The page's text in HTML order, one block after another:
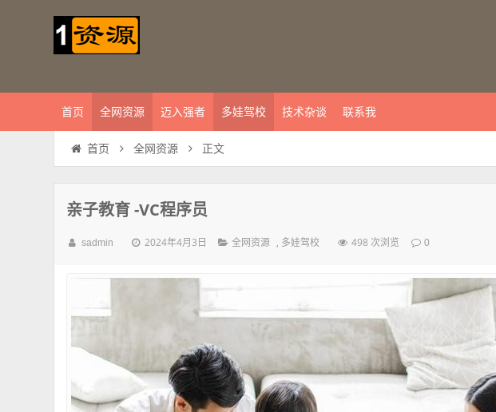
首页 全网资源 迈入强者 多娃驾校 技术杂谈 联系我
首页 全网资源 正文
亲子教育 -VC程序员
sadmin 2024年4月3日 全网资源 , 多娃驾校 498 次浏览 0